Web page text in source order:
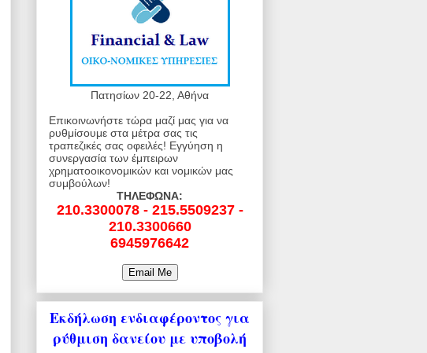
Πατησίων 20-22, Αθήνα
Επικοινωνήστε τώρα μαζί μας για να
ρυθμίσουμε στα μέτρα σας τις
τραπεζικές σας οφειλές! Εγγύηση η
συνεργασία των έμπειρων
χρηματοοικονομικών και νομικών μας
συμβούλων!
ΤΗΛΕΦΩΝΑ:
210.3300078 - 215.5509237 -
210.3300660
6945976642
Εκδήλωση ενδιαφέροντος για
ρύθμιση δανείου με υποβολή